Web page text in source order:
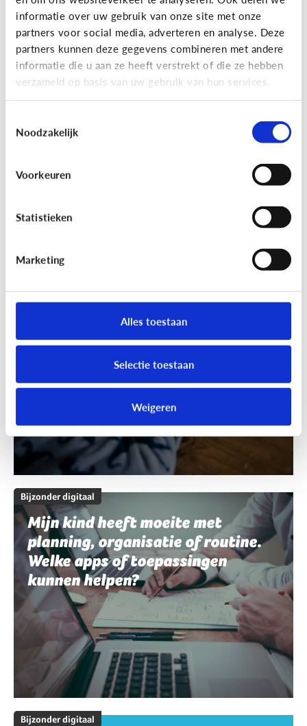
informatie over uw gebruik van onze site met onze
partners voor social media, adverteren en analyse. Deze
partners kunnen deze gegevens combineren met andere
informatie die u aan ze heeft verstrekt of die ze hebben
verzameld op basis van uw gebruik van hun services.
Noodzakelijk
Voorkeuren
Statistieken
Marketing
Alles toestaan
Selectie toestaan
Weigeren
Bijzonder digitaal
Mijn kind is slechtziend of blind.
Welke apps of toepassingen
Mijn kind heeft moeite met
schrijven en spelling. Welke apps
of toepassingen kunnen helpen?
Bijzonder digitaal
Mijn kind heeft moeite met
planning, organisatie of routine.
Welke apps of toepassingen
kunnen helpen?
Bijzonder digitaal